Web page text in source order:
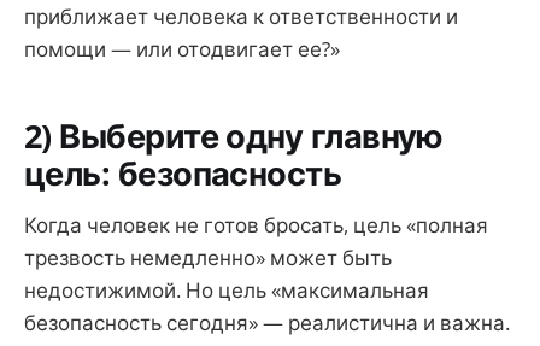
приближает человека к ответственности и
помощи — или отодвигает ее?»
2) Выберите одну главную
цель: безопасность
Когда человек не готов бросать, цель «полная
трезвость немедленно» может быть
недостижимой. Но цель «максимальная
безопасность сегодня» — реалистична и важна.